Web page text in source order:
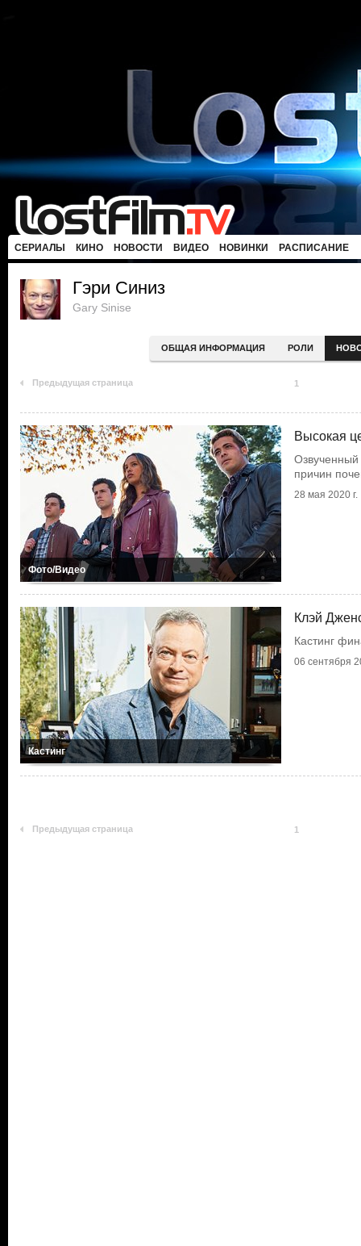
СЕРИАЛЫ КИНО НОВОСТИ ВИДЕО НОВИНКИ РАСПИСАНИЕ
Гэри Синиз
Gary Sinise
ОБЩАЯ ИНФОРМАЦИЯ РОЛИ
Предыдущая страница 1
Фото/Видео
Высокая
Озвученный
причин
28 мая 2020 г.
Кастинг
Клэй
Кастинг
06 сентября
Предыдущая страница 1